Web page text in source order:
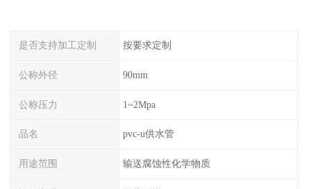
是否支持加工定制 按要求定制
公称外径 90mm
公称压力 1~2Mpa
品名 pvc-u供水管
用途范围 输送腐蚀性化学物质